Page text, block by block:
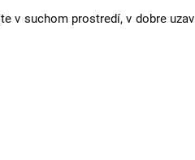
v suchom prostredí, v dobre